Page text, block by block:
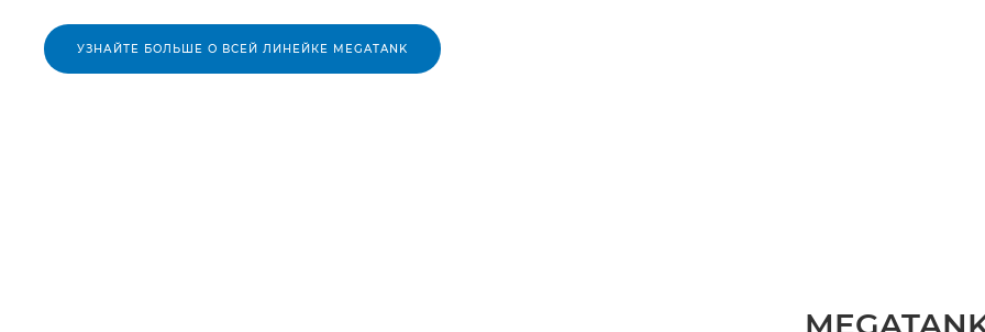
УЗНАЙТЕ БОЛЬШЕ О ВСЕЙ ЛИНЕЙКЕ MEGATANK